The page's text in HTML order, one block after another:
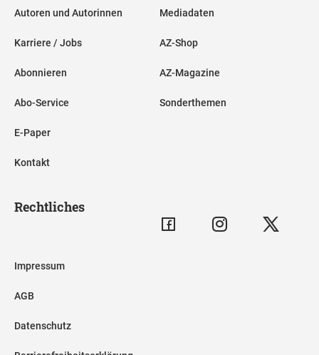
Autoren und Autorinnen
Karriere / Jobs
Abonnieren
Abo-Service
E-Paper
Kontakt
Mediadaten
AZ-Shop
AZ-Magazine
Sonderthemen
Rechtliches
Impressum
AGB
Datenschutz